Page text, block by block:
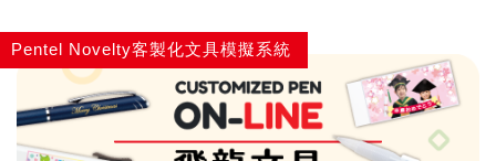
Pentel Novelty客製化文具模擬系統